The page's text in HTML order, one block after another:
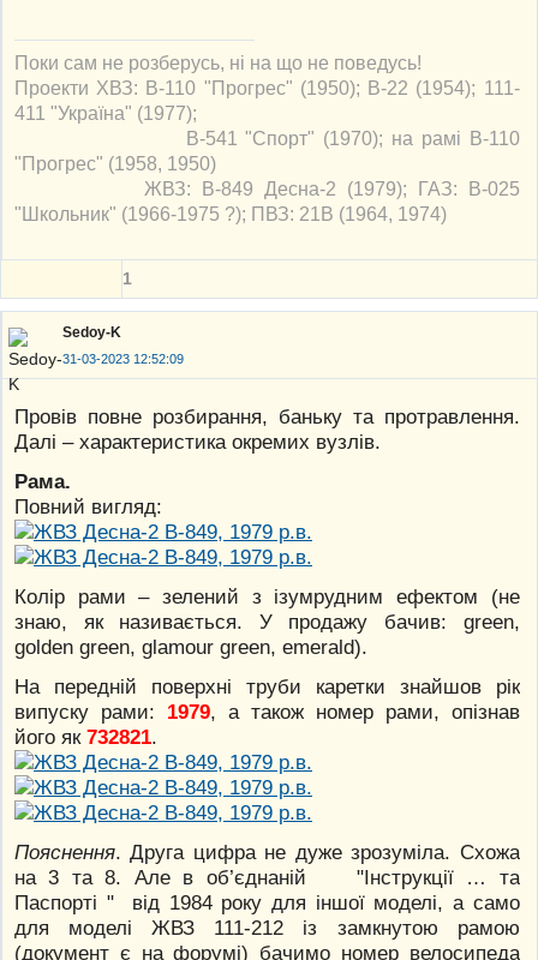
Поки сам не розберусь, ні на що не поведусь!
Проекти ХВЗ: В-110 "Прогрес" (1950); В-22 (1954); 111-
411 "Україна" (1977);
В-541 "Спорт" (1970); на рамі В-110
"Прогрес" (1958, 1950)
ЖВЗ: В-849 Десна-2 (1979); ГАЗ: В-025
"Школьник" (1966-1975 ?); ПВЗ: 21В (1964, 1974)
1
Sedoy-K
31-03-2023 12:52:09
Провів повне розбирання, баньку та протравлення.
Далі – характеристика окремих вузлів.
Рама.
Повний вигляд:
Колір рами – зелений з ізумрудним ефектом (не
знаю, як називається. У продажу бачив: green,
golden green, glamour green, emerald).
На передній поверхні труби каретки знайшов рік
випуску рами: 1979, а також номер рами, опізнав
його як 732821.
Пояснення. Друга цифра не дуже зрозуміла. Схожа
на 3 та 8. Але в об’єднаній "Інструкції … та
Паспорті " від 1984 року для іншої моделі, а само
для моделі ЖВЗ 111-212 із замкнутою рамою
(документ є на форумі) бачимо номер велосипеда